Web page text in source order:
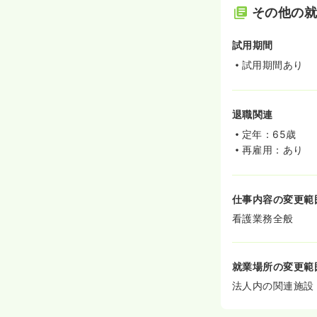
その他の
試用期間
試用期間あり
退職関連
定年：65歳
再雇用：あり
仕事内容の変更範
看護業務全般
就業場所の変更範
法人内の関連施設